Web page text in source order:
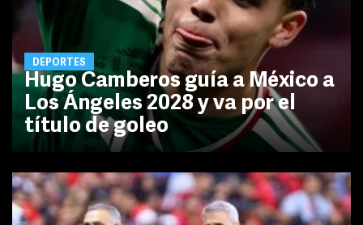
DEPORTES
Hugo Camberos guía a México a
Los Ángeles 2028 y va por el
título de goleo